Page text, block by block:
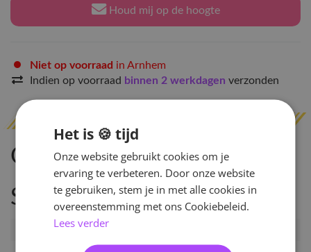
Houd mij op de hoogte
Niet op voorraad in Arnhem
Indien op voorraad binnen 2 werkdagen verzonden
Omschrijving
Specificaties
Artikelnummer
Het is 🍪 tijd
Onze website gebruikt cookies om je
ervaring te verbeteren. Door onze website
te gebruiken, stem je in met alle cookies in
overeenstemming met ons Cookiebeleid.
Lees verder